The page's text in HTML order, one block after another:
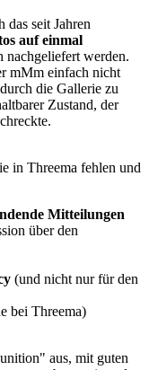
das seit Jahren
auf einmal
nachgeliefert werden.
mMm einfach nicht
die Gallerie zu
Zustand, der
in Threema fehlen und
Mitteilungen
über den
(und nicht nur für den
bei Threema)
aus, mit guten